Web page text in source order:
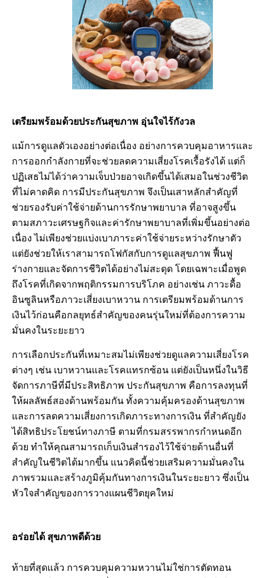
เตรียมพร้อมด้วยประกันสุขภาพ อุ่นใจไร้กังวล
แม้การดูแลตัวเองอย่างต่อเนื่อง อย่างการควบคุมอาหารและ
การออกกำลังกายที่จะช่วยลดความเสี่ยงโรคเรื้อรังได้ แต่ก็
ปฏิเสธไม่ได้ว่าความเจ็บป่วยอาจเกิดขึ้นได้เสมอในช่วงชีวิต
ที่ไม่คาดคิด การมีประกันสุขภาพ จึงเป็นเสาหลักสำคัญที่
ช่วยรองรับค่าใช้จ่ายด้านการรักษาพยาบาล ที่อาจสูงขึ้น
ตามสภาวะเศรษฐกิจและค่ารักษาพยาบาลที่เพิ่มขึ้นอย่างต่อ
เนื่อง ไม่เพียงช่วยแบ่งเบาภาระค่าใช้จ่ายระหว่างรักษาตัว
แต่ยังช่วยให้เราสามารถโฟกัสกับการดูแลสุขภาพ ฟื้นฟู
ร่างกายและจัดการชีวิตได้อย่างไม่สะดุด โดยเฉพาะเมื่อพูด
ถึงโรคที่เกิดจากพฤติกรรมการบริโภค อย่างเช่น ภาวะดื้อ
อินซูลินหรือภาวะเสี่ยงเบาหวาน การเตรียมพร้อมด้านการ
เงินไว้ก่อนคือกลยุทธ์สำคัญของคนรุ่นใหม่ที่ต้องการความ
มั่นคงในระยะยาว
การเลือกประกันที่เหมาะสมไม่เพียงช่วยดูแลความเสี่ยงโรค
ต่างๆ เช่น เบาหวานและโรคแทรกซ้อน แต่ยังเป็นหนึ่งในวิธี
จัดการภาษีที่มีประสิทธิภาพ ประกันสุขภาพ คือการลงทุนที่
ให้ผลลัพธ์สองด้านพร้อมกัน ทั้งความคุ้มครองด้านสุขภาพ
และการลดความเสี่ยงการเกิดภาระทางการเงิน ที่สําคัญยัง
ได้สิทธิประโยชน์ทางภาษี ตามที่กรมสรรพากรกำหนดอีก
ด้วย ทำให้คุณสามารถเก็บเงินสำรองไว้ใช้จ่ายด้านอื่นที่
สำคัญในชีวิตได้มากขึ้น แนวคิดนี้ช่วยเสริมความมั่นคงใน
ภาพรวมและสร้างภูมิคุ้มกันทางการเงินในระยะยาว ซึ่งเป็น
หัวใจสำคัญของการวางแผนชีวิตยุคใหม่
อร่อยได้ สุขภาพดีด้วย
ท้ายที่สุดแล้ว การควบคุมความหวานไม่ใช่การตัดทอน